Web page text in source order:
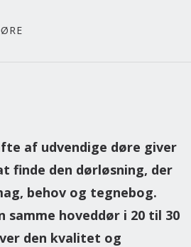
af udvendige døre giver
finde den dørløsning, der
behov og tegnebog.
samme hoveddør i 20 til 30
den kvalitet og